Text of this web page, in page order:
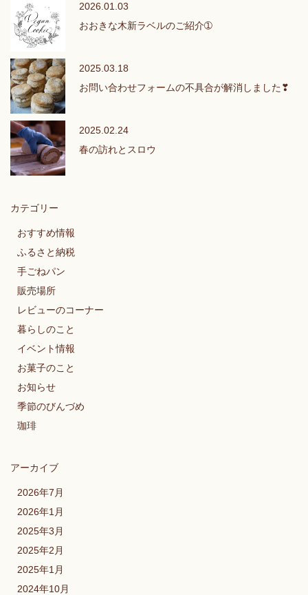
2026.01.03
おおきな木新ラベルのご紹介➀
2025.03.18
お問い合わせフォームの不具合が解消しました❣
2025.02.24
春の訪れとスロウ
カテゴリー
おすすめ情報
ふるさと納税
手ごねパン
販売場所
レビューのコーナー
暮らしのこと
イベント情報
お菓子のこと
お知らせ
季節のびんづめ
珈琲
アーカイブ
2026年7月
2026年1月
2025年3月
2025年2月
2025年1月
2024年10月